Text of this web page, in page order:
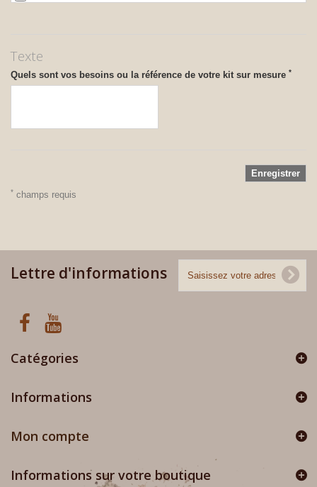
Texte
Quels sont vos besoins ou la référence de votre kit sur mesure *
Enregistrer
* champs requis
Lettre d'informations
Catégories
Informations
Mon compte
Informations sur votre boutique